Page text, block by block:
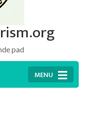
pad
MENU